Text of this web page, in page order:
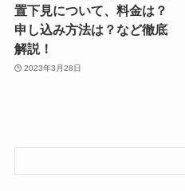
置下見について、料金は？
申し込み方法は？など徹底
解説！
2023年3月28日